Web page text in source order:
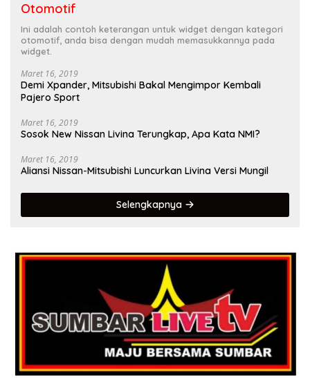
Otomotif
Ini adalah contoh keterangan untuk widget dengan kategori
otomotif, anda bisa dengan mudah memasukkannya pada
widget.
Maret 16, 2019
Demi Xpander, Mitsubishi Bakal Mengimpor Kembali
Pajero Sport
Maret 16, 2019
Sosok New Nissan Livina Terungkap, Apa Kata NMI?
Maret 16, 2019
Aliansi Nissan-Mitsubishi Luncurkan Livina Versi Mungil
Selengkapnya